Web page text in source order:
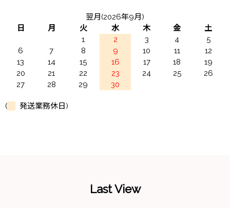
翌月(2026年9月)
日
月 火 水 木 金
土
1
2 3 4
5
6
7 8 9 10 11
12
13
14 15 16 17 18
19
20
21 22 23 24 25
26
27
28 29 30
( 発送業務休日)
Last View